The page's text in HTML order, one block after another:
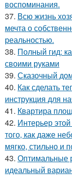
воспоминания.
37. Всю жизнь
мечта о
реальностью.
38. Полный гид:
своими руками
39. Сказочный
40. Как сделать
инструкция для
41. Квартира
42. Интерьер
того, как даже
мягко, стильно и
43. Оптимальные
идеальный